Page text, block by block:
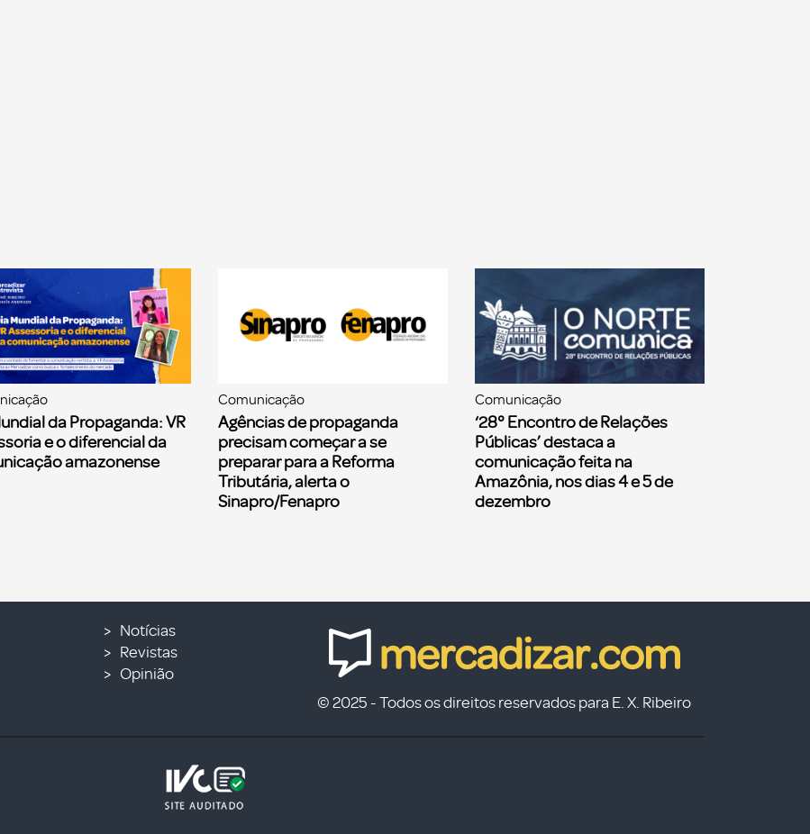
da Propaganda: VR
e o diferencial da
amazonense
Comunicação
Agências de propaganda
precisam começar a se
preparar para a Reforma
Tributária, alerta o
Sinapro/Fenapro
Comunicação
‘28° Encontro de Relações
Públicas’ destaca a
comunicação feita na
Amazônia, nos dias 4 e 5 de
dezembro
Notícias
Revistas
Opinião
© 2025 - Todos os direitos reservados para E. X. Ribeiro